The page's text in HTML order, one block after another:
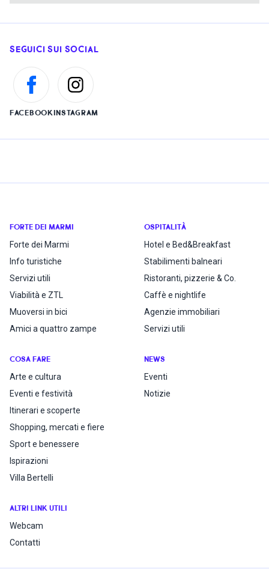
SEGUICI SUI SOCIAL
FACEBOOKINSTAGRAM
FORTE DEI MARMI
Forte dei Marmi
Info turistiche
Servizi utili
Viabilità e ZTL
Muoversi in bici
Amici a quattro zampe
OSPITALITÀ
Hotel e Bed&Breakfast
Stabilimenti balneari
Ristoranti, pizzerie & Co.
Caffè e nightlife
Agenzie immobiliari
Servizi utili
COSA FARE
Arte e cultura
Eventi e festività
Itinerari e scoperte
Shopping, mercati e fiere
Sport e benessere
Ispirazioni
Villa Bertelli
NEWS
Eventi
Notizie
ALTRI LINK UTILI
Webcam
Contatti